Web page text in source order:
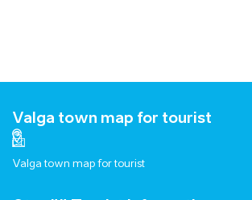
Valga town map for tourist
Valga town map for tourist